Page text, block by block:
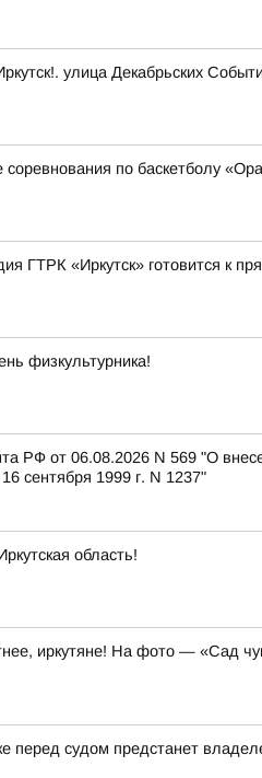
улица Декабрьских
соревнования по баскетболу
ГТРК «Иркутск» готовится к
физкультурника!
РФ от 06.08.2026 N 569 "О
сентября 1999 г. N 1237"
область!
иркутяне! На фото — «Сад
перед судом предстанет